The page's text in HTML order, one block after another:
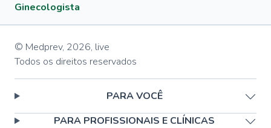
Ginecologista
© Medprev, 2026, live
Todos os direitos reservados
PARA VOCÊ
PARA PROFISSIONAIS E CLÍNICAS